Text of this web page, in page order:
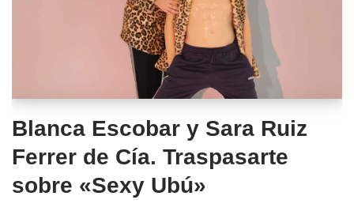
Blanca Escobar y Sara Ruiz
Ferrer de Cía. Traspasarte
sobre «Sexy Ubú»